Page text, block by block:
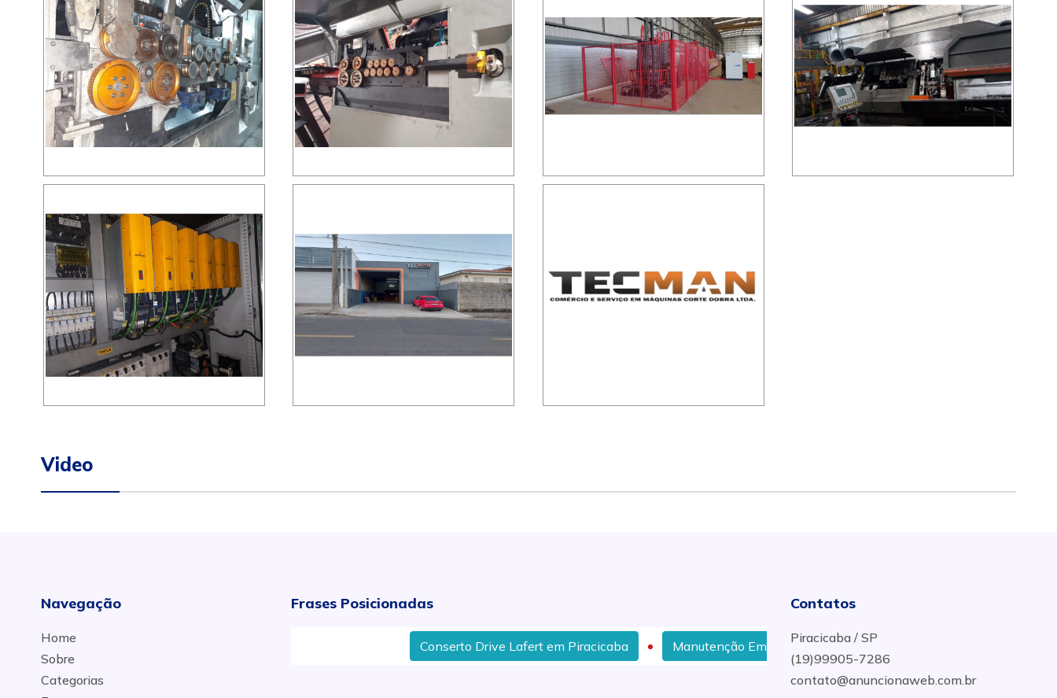
Video
Navegação
Home
Sobre
Categorias
Frases Posicionadas
Conserto Drive Lafert em Piracicaba Manutenção Em Equipamentos MEP em Cuiabá
Contatos
Piracicaba / SP
(19)99905-7286
contato@anuncionaweb.com.br